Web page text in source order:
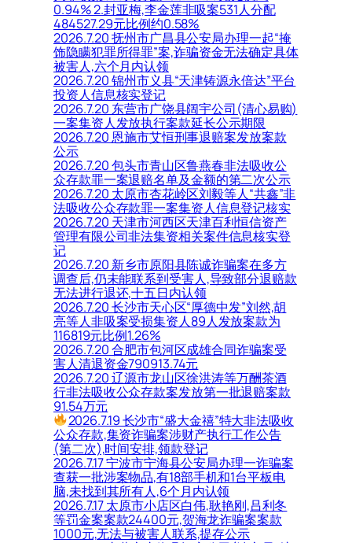
0.94% 2.封亚梅,李金莲非吸案531人分配
484527.29元比例约0.58%
2026.7.20 抚州市广昌县公安局办理一起“掩
饰隐瞒犯罪所得罪”案,诈骗资金无法确定具体
被害人,六个月内认领
2026.7.20 锦州市义县“天津铸源永倍达”平台
投资人信息核实登记
2026.7.20 东营市广饶县阔宇公司(清心易购)
一案集资人发放执行案款延长公示期限
2026.7.20 恩施市艾恒刑事退赔案发放案款
公示
2026.7.20 包头市青山区鲁燕春非法吸收公
众存款罪一案退赔名单及金额的第二次公示
2026.7.20 太原市杏花岭区刘毅等人“共鑫”非
法吸收公众存款罪一案集资人信息登记核实
2026.7.20 天津市河西区天津百利恒信资产
管理有限公司非法集资相关案件信息核实登
记
2026.7.20 新乡市原阳县陈诚诈骗案在多方
调查后,仍未能联系到受害人,导致部分退赔款
无法进行退还,十五日内认领
2026.7.20 长沙市天心区“厚德中发”刘然,胡
亮等人非吸案受损集资人89人发放案款为
116819元比例1.26%
2026.7.20 合肥市包河区成雄合同诈骗案受
害人清退资金790913.74元
2026.7.20 辽源市龙山区徐洪涛等万酬茶酒
行非法吸收公众存款案发放第一批退赔案款
91.54万元
2026.7.19 长沙市“盛大金禧”特大非法吸收
公众存款,集资诈骗案涉财产执行工作公告
(第二次),时间安排,领款登记
2026.7.17 宁波市宁海县公安局办理一诈骗案
查获一批涉案物品,有18部手机和1台平板电
脑,未找到其所有人,6个月内认领
2026.7.17 太原市小店区白伟,耿艳刚,吕利冬
等罚金案案款24400元,贺海龙诈骗案案款
1000元,无法与被害人联系,提存公示